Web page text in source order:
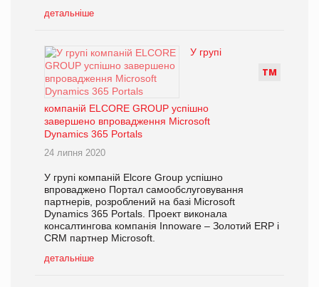
детальніше
ТМ
У групі
компаній ELCORE GROUP успішно
завершено впровадження Microsoft
Dynamics 365 Portals
24 липня 2020
У групі компаній Elcorе Group успішно
впроваджено Портал самообслуговування
партнерів, розроблений на базі Microsoft
Dynamics 365 Portals. Проект виконала
консалтингова компанія Innowarе – Золотий ERP і
СRM партнер Microsoft.
детальніше